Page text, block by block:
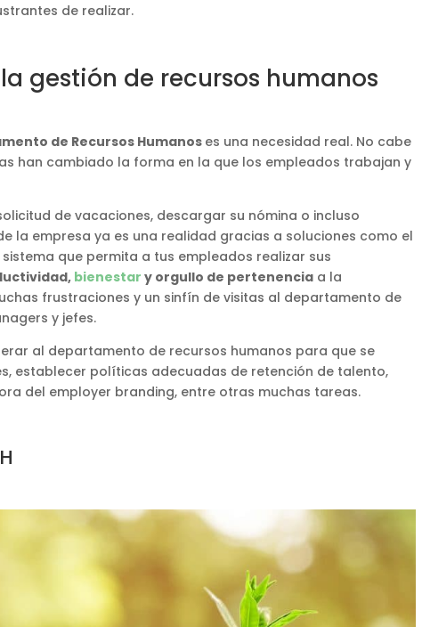
de realizar.
gestión de recursos humanos
de Recursos Humanos es una necesidad real. No cabe
han cambiado la forma en la que los empleados trabajan y
de vacaciones, descargar su nómina o incluso
la empresa ya es una realidad gracias a soluciones como el
que permita a tus empleados realizar sus
bienestar y orgullo de pertenencia a la
frustraciones y un sinfín de visitas al departamento de
y jefes.
al departamento de recursos humanos para que se
establecer políticas adecuadas de retención de talento,
del employer branding, entre otras muchas tareas.